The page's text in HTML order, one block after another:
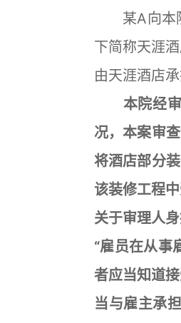
某A向本院
下简称天涯
由天涯酒店
本院经审
况，本案审
将酒店部分
该装修工程
关于审理人
“雇员在从事
者应当知道
当与雇主承